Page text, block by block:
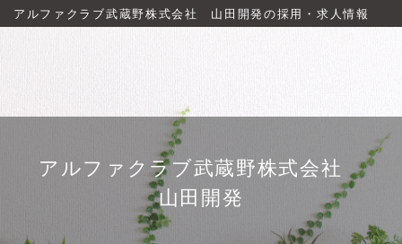
アルファクラブ武蔵野株式会社 山田開発の採用・求人情報
アルファクラブ武蔵野株式会社
山田開発